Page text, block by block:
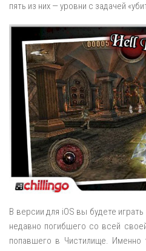
пять из них — уровни с задачей
В версии для iOS вы будете
недавно погибшего со всей
попавшего в Чистилище. Именно